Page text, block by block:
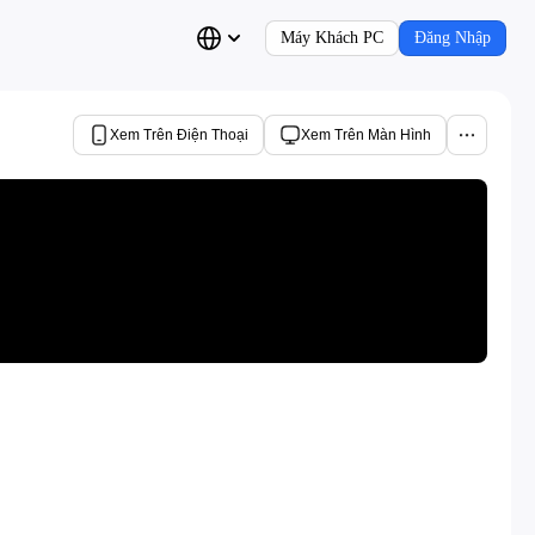
Máy Khách PC Đăng Nhập
Xem Trên Điện Thoại Xem Trên Màn Hình